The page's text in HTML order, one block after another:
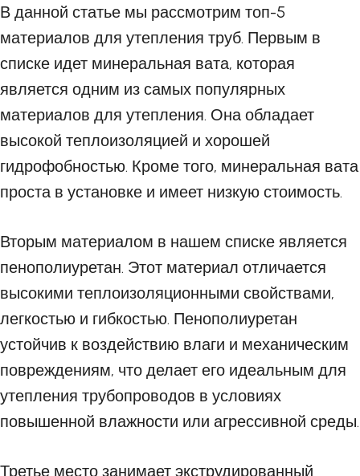
В данной статье мы рассмотрим топ-5
материалов для утепления труб. Первым в
списке идет минеральная вата, которая
является одним из самых популярных
материалов для утепления. Она обладает
высокой теплоизоляцией и хорошей
гидрофобностью. Кроме того, минеральная вата
проста в установке и имеет низкую стоимость.
Вторым материалом в нашем списке является
пенополиуретан. Этот материал отличается
высокими теплоизоляционными свойствами,
легкостью и гибкостью. Пенополиуретан
устойчив к воздействию влаги и механическим
повреждениям, что делает его идеальным для
утепления трубопроводов в условиях
повышенной влажности или агрессивной среды.
Третье место занимает экструдированный